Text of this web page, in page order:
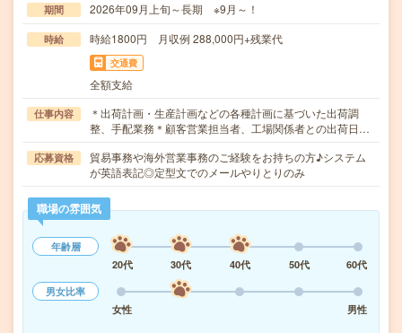
期間 2026年09月上旬～長期 ※9月～！
時給 時給1800円 月収例 288,000円+残業代
交通費
全額支給
仕事内容
＊出荷計画・生産計画などの各種計画に基づいた出荷調
整、手配業務＊顧客営業担当者、工場関係者との出荷日…
応募資格
貿易事務や海外営業事務のご経験をお持ちの方♪システム
が英語表記◎定型文でのメールやりとりのみ
職場の雰囲気
年齢層
20代
30代 40代 50代
60代
男女比率
女性
男性